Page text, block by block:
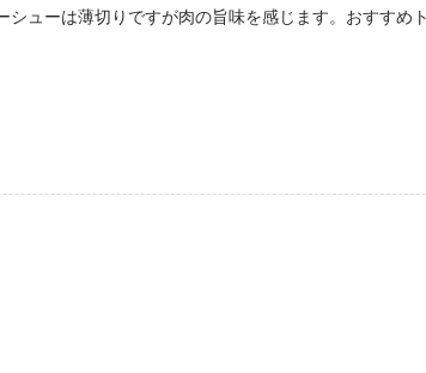
シューは薄切りですが肉の旨味を感じます。おすす